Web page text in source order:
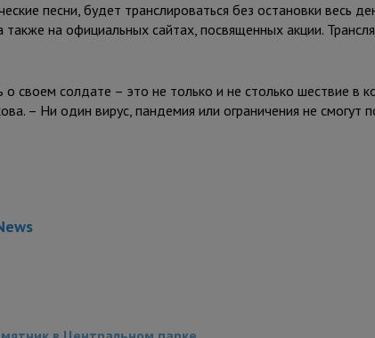
песни, будет транслироваться без остановки весь
на официальных сайтах, посвященных акции.
своем солдате – это не только и не столько шествие в
– Ни один вирус, пандемия или ограничения не смогут